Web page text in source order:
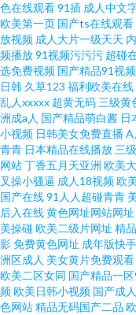
色在线观看91插 成人中文
欧美第一页 国产ts在线观看
放视频 成人大片一级天天
频播放91视频污污污 超碰
选免费视频 国产精品91视频
日韩 久草123 福利欧美在线
乱人xxxxx 超黄无码 三级黄
洲成a人 国产精品萌白酱 日
小视频 日韩美女免费直播A
青青 日本精品在线播放 三
网站丁香五月天亚洲 欧美
叉操小骚逼 成人18视频欧
国产在线91人人超碰青青
后入在线黄色网址网站网址
美操碰欧美二级片网址 精
影免费黄色网址 成年版快手
洲区成人 美女黄片免费观看
欧美二区女同 国产精品一区
频欧美日韩小视频 国产成
色网站精品无码国产二品